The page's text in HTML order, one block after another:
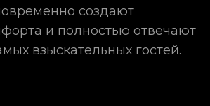
создают
и полностью отвечают
взыскательных гостей.